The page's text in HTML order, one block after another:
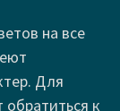
на все
Для
к